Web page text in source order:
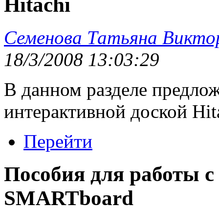
Hitachi
Семенова Татьяна
18/3/2008 13:03:29
В данном разделе
интерактивной доской
Перейти
Пособия для работы
SMARTboard